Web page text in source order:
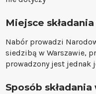
Miejsce
Nabór prowadzi
siedzibą w Warszawie,
prowadzony jest jednak
Sposób